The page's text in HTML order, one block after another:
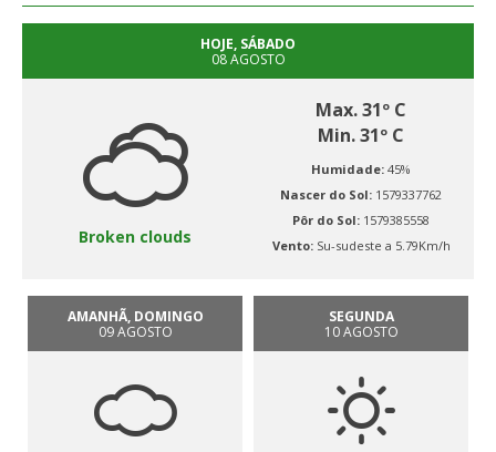
HOJE, SÁBADO
08 AGOSTO
Broken clouds
Max. 31º C
Min. 31º C
Humidade: 45%
Nascer do Sol: 1579337762
Pôr do Sol: 1579385558
Vento: Su-sudeste a 5.79Km/h
AMANHÃ, DOMINGO
09 AGOSTO
SEGUNDA
10 AGOSTO